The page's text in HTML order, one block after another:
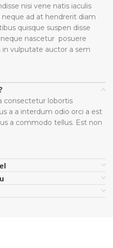
nisi vene natis iaculis
neque ad at hendrerit diam
quisque suspen disse
nascetur posuere
vulputate auctor a sem
consectetur lobortis
a a interdum odio orci a est
a commodo tellus. Est non